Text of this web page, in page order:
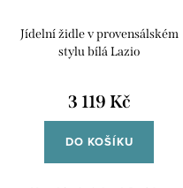
Jídelní židle v provensálském
stylu bílá Lazio
3 119 Kč
DO KOŠÍKU